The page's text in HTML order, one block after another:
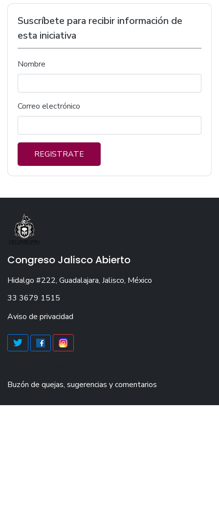
Suscríbete para recibir información de
esta iniciativa
Nombre
Correo electrónico
REGISTRATE
Congreso Jalisco Abierto
Hidalgo #222, Guadalajara, Jalisco, México
33 3679 1515
Aviso de privacidad
Buzón de quejas, sugerencias y comentarios